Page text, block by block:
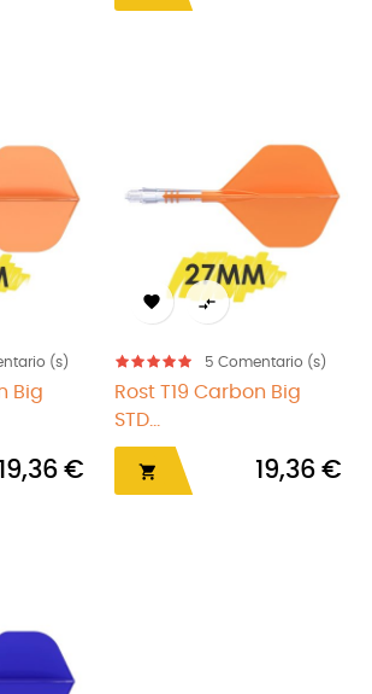
(s)
Big
19,36 €
 
5 Comentario (s)
Rost T19 Carbon Big
STD...
 19,36 €